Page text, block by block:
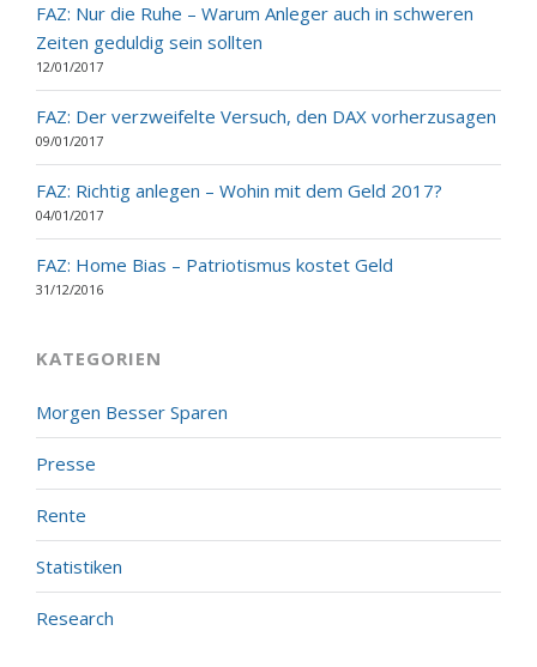
FAZ: Nur die Ruhe – Warum Anleger auch in schweren
Zeiten geduldig sein sollten
12/01/2017
FAZ: Der verzweifelte Versuch, den DAX vorherzusagen
09/01/2017
FAZ: Richtig anlegen – Wohin mit dem Geld 2017?
04/01/2017
FAZ: Home Bias – Patriotismus kostet Geld
31/12/2016
KATEGORIEN
Morgen Besser Sparen
Presse
Rente
Statistiken
Research